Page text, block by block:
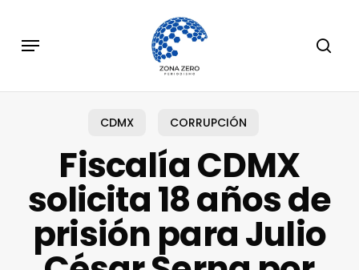
main
Menu
CDMX CORRUPCIÓN
Fiscalía CDMX
solicita 18 años de
prisión para Julio